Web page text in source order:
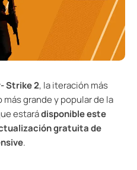
Strike 2, la iteración más
grande y popular de la
estarádisponible este
gratuita de
.